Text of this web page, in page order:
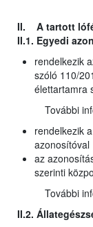
II. A tartott
II.1. Egyedi
rendelkezik
szóló 110/
élettartamra
További
rendelkezik
azonosítóval
az
szerinti
További
II.2.